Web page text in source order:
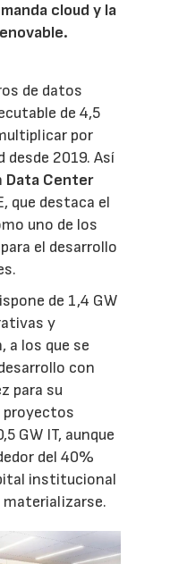
cloud y la
de datos
de 4,5
por
desde 2019. Así
Data Center
que destaca el
uno de los
el desarrollo
de 1,4 GW
y
a los que se
con
para su
proyectos
GW IT, aunque
del 40%
institucional